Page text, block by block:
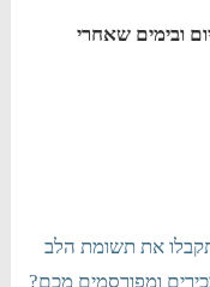
ובימים שאחרי
את תשומת הלב
ומפורסמים מכם?